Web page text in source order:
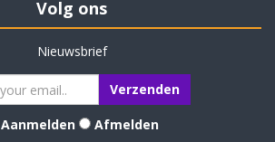
Volg ons
Nieuwsbrief
Aanmelden
Afmelden